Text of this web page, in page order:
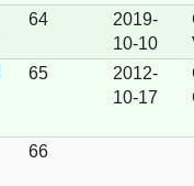
64
2019-
10-10
65
2012-
10-17
66